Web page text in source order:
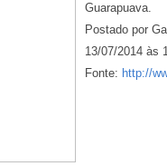
Guarapuava.
Postado por
13/07/2014 às
Fonte: http://